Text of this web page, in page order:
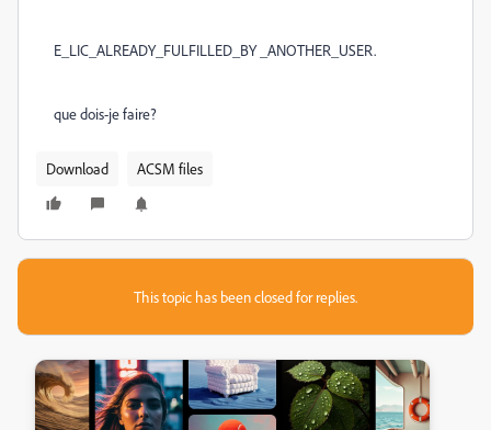
E_LIC_ALREADY_FULFILLED_BY _ANOTHER_USER.
que dois-je faire?
Download ACSM files
This topic has been closed for replies.